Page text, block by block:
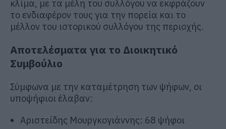
κλίμα, με τα μέλη του συλλόγου να εκφράζουν
το ενδιαφέρον τους για την πορεία και το
μέλλον του ιστορικού συλλόγου της περιοχής.
Αποτελέσματα για το Διοικητικό
Συμβούλιο
Σύμφωνα με την καταμέτρηση των ψήφων, οι
υποψήφιοι έλαβαν:
Αριστείδης Μουργκογιάννης: 68 ψήφοι